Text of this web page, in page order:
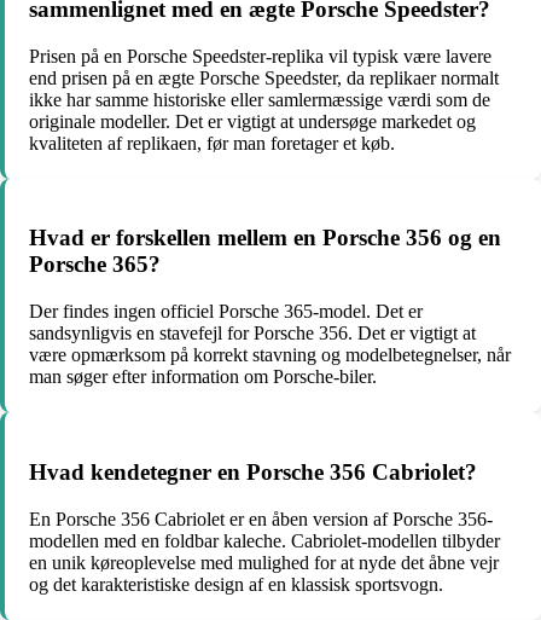
sammenlignet med en ægte Porsche Speedster?
Prisen på en Porsche Speedster-replika vil typisk være lavere
end prisen på en ægte Porsche Speedster, da replikaer normalt
ikke har samme historiske eller samlermæssige værdi som de
originale modeller. Det er vigtigt at undersøge markedet og
kvaliteten af replikaen, før man foretager et køb.
Hvad er forskellen mellem en Porsche 356 og en
Porsche 365?
Der findes ingen officiel Porsche 365-model. Det er
sandsynligvis en stavefejl for Porsche 356. Det er vigtigt at
være opmærksom på korrekt stavning og modelbetegnelser, når
man søger efter information om Porsche-biler.
Hvad kendetegner en Porsche 356 Cabriolet?
En Porsche 356 Cabriolet er en åben version af Porsche 356-
modellen med en foldbar kaleche. Cabriolet-modellen tilbyder
en unik køreoplevelse med mulighed for at nyde det åbne vejr
og det karakteristiske design af en klassisk sportsvogn.